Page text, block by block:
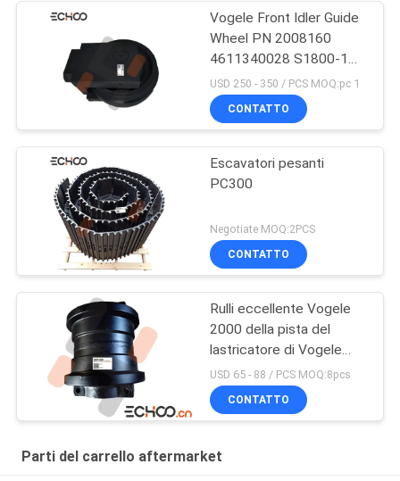
Vogele Front Idler Guide
Wheel PN 2008160
4611340028 S1800-1
eccellenti
USD 250 - 350 / PCS MOQ:pc 1
CONTATTO
Escavatori pesanti
PC300
Negotiate MOQ:2PCS
CONTATTO
Rulli eccellente Vogele
2000 della pista del
lastricatore di Vogele
Pavare Vogele 2000
USD 65 - 88 / PCS MOQ:8pcs
CONTATTO
Parti del carrello aftermarket